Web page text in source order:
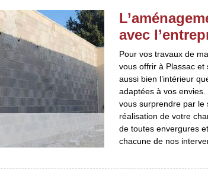
avec
Pour vos travaux de
vous offrir à Plassac
aussi bien l’intérieur
adaptées à vos
vous surprendre par le
réalisation de votre
de toutes envergures
chacune de nos